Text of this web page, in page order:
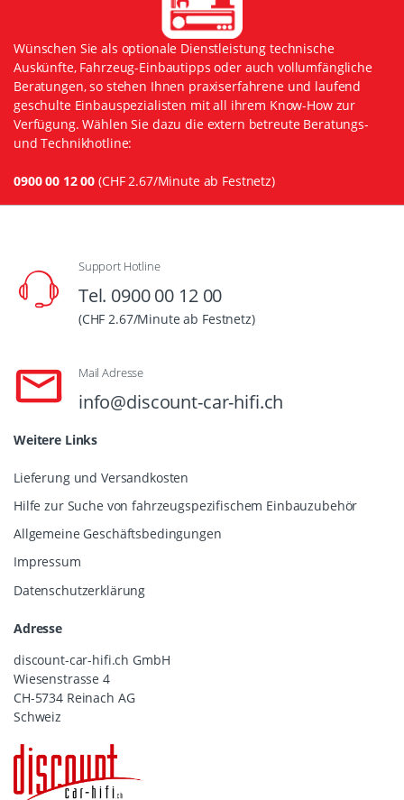
Wünschen Sie als optionale Dienstleistung technische
Auskünfte, Fahrzeug-Einbautipps oder auch vollumfängliche
Beratungen, so stehen Ihnen praxiserfahrene und laufend
geschulte Einbauspezialisten mit all ihrem Know-How zur
Verfügung. Wählen Sie dazu die extern betreute Beratungs-
und Technikhotline:
0900 00 12 00 (CHF 2.67/Minute ab Festnetz)
Support Hotline
Tel. 0900 00 12 00
(CHF 2.67/Minute ab Festnetz)
Mail Adresse
info@discount-car-hifi.ch
Weitere Links
Lieferung und Versandkosten
Hilfe zur Suche von fahrzeugspezifischem Einbauzubehör
Allgemeine Geschäftsbedingungen
Impressum
Datenschutzerklärung
Adresse
discount-car-hifi.ch GmbH
Wiesenstrasse 4
CH-5734 Reinach AG
Schweiz